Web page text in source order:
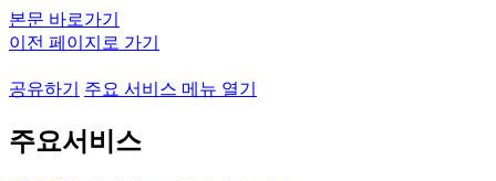
본문 바로가기
이전 페이지로 가기
공유하기 주요 서비스 메뉴 열기
주요서비스